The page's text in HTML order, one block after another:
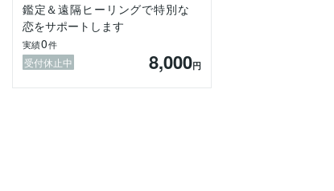
鑑定＆遠隔ヒーリングで特別な
恋をサポートします
実績0件
受付休止中 8,000円